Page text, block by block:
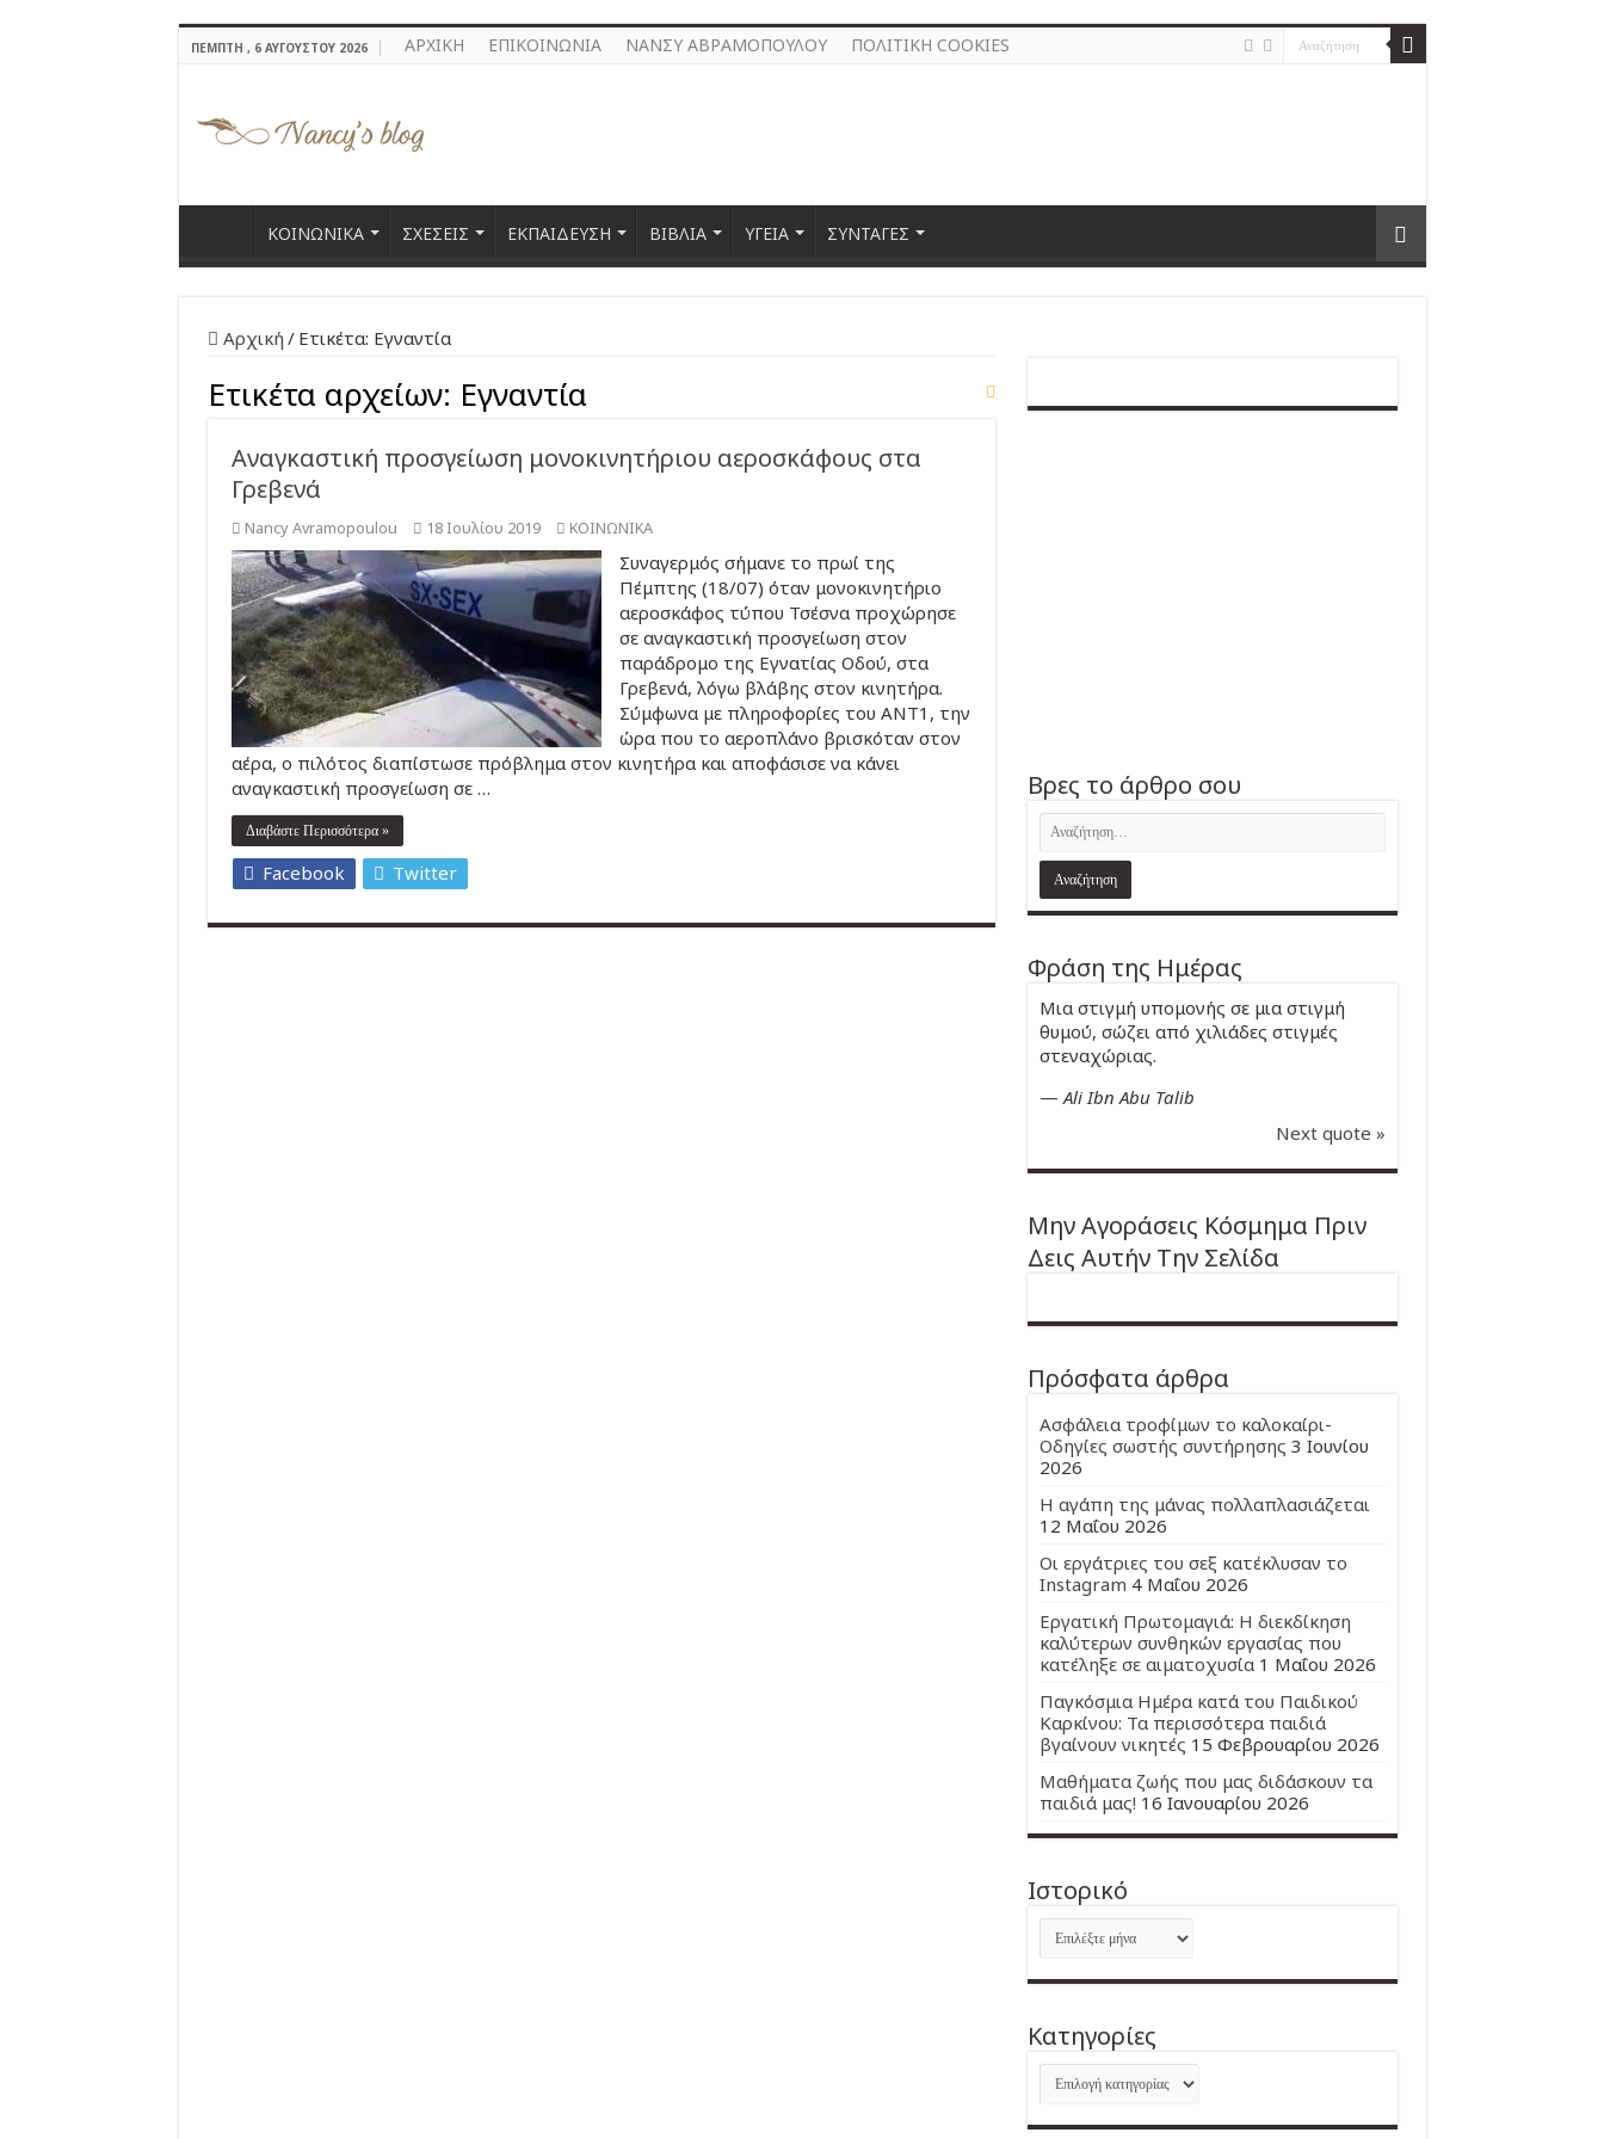
ΠΈΜΠΤΗ , 6 ΑΥΓΟΎΣΤΟΥ 2026 ΑΡΧΙΚΗ ΕΠΙΚΟΙΝΩΝΙΑ ΝΑΝΣΥ ΑΒΡΑΜΟΠΟΥΛΟΥ ΠΟΛΙΤΙΚΗ COOKIES
ΚΟΙΝΩΝΙΚΑ ΣΧΕΣΕΙΣ ΕΚΠΑΙΔΕΥΣΗ ΒΙΒΛΙΑ ΥΓΕΙΑ ΣΥΝΤΑΓΕΣ
Αρχική / Ετικέτα: Εγναντία
Ετικέτα αρχείων: Εγναντία
Αναγκαστική προσγείωση μονοκινητήριου αεροσκάφους στα
Γρεβενά
Nancy Avramopoulou 18 Ιουλίου 2019 ΚΟΙΝΩΝΙΚΑ
Συναγερμός σήμανε το πρωί της
Πέμπτης (18/07) όταν μονοκινητήριο
αεροσκάφος τύπου Τσέσνα προχώρησε
σε αναγκαστική προσγείωση στον
παράδρομο της Εγνατίας Οδού, στα
Γρεβενά, λόγω βλάβης στον κινητήρα.
Σύμφωνα με πληροφορίες του ΑΝΤ1, την
ώρα που το αεροπλάνο βρισκόταν στον
αέρα, ο πιλότος διαπίστωσε πρόβλημα στον κινητήρα και αποφάσισε να κάνει
αναγκαστική προσγείωση σε …
Διαβάστε Περισσότερα »
Facebook Twitter
Βρες το άρθρο σου
Φράση της Ημέρας
Μια στιγμή υπομονής σε μια στιγμή
θυμού, σώζει από χιλιάδες στιγμές
στεναχώριας.
—Ali Ibn Abu Talib
Next quote »
Μην Αγοράσεις Κόσμημα Πριν
Δεις Αυτήν Την Σελίδα
Πρόσφατα άρθρα
Ασφάλεια τροφίμων το καλοκαίρι-
Οδηγίες σωστής συντήρησης 3 Ιουνίου
2026
Η αγάπη της μάνας πολλαπλασιάζεται
12 Μαΐου 2026
Οι εργάτριες του σεξ κατέκλυσαν το
Instagram 4 Μαΐου 2026
Εργατική Πρωτομαγιά: Η διεκδίκηση
καλύτερων συνθηκών εργασίας που
κατέληξε σε αιματοχυσία 1 Μαΐου 2026
Παγκόσμια Ημέρα κατά του Παιδικού
Καρκίνου: Τα περισσότερα παιδιά
βγαίνουν νικητές 15 Φεβρουαρίου 2026
Μαθήματα ζωής που μας διδάσκουν τα
παιδιά μας! 16 Ιανουαρίου 2026
Ιστορικό
Ιστορικό
Kατηγορίες
Kατηγορίες